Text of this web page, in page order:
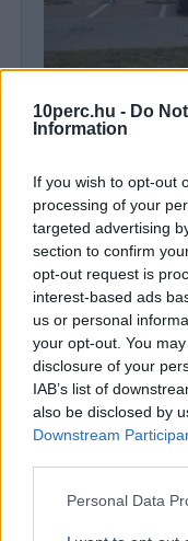
10perc.hu - Do
Information
If you wish to opt-out
processing of your
targeted advertising
section to confirm
opt-out request is
interest-based ads
us or personal
your opt-out. You
disclosure of your
IAB’s list of
also be disclosed by
Downstream
Personal Data
GAZDASÁG
Szinte ugyan
fizetések
el
A GKI szerint 2025-
uniós átlag 95
csak 49 százalékon
viszo...
Ajánljuk még
SZÓRAKOZÁS 2026.
Tóth Gabi
politikától,
művészeti